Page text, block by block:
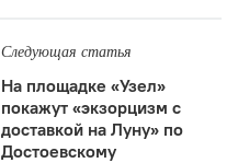
Следующая статья
На площадке «Узел»
покажут «экзорцизм с
доставкой на Луну» по
Достоевскому